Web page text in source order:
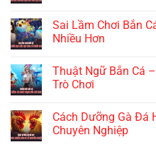
Sai Lầm Chơi Bắn
Nhiều Hơn
Thuật Ngữ Bắn Cá
Trò Chơi
Cách Dưỡng Gà Đá
Chuyên Nghiệp